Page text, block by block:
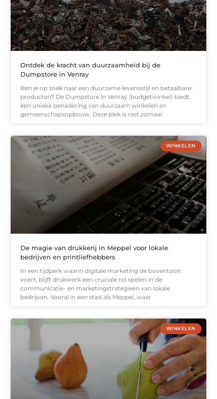
Ontdek de kracht van duurzaamheid bij de
Dumpstore in Venray
Ben je op zoek naar een duurzame levensstijl en betaalbare
producten? De Dumpstore in Venray (budgetwinkel) biedt
een unieke benadering van duurzaam winkelen en
gemeenschapsopbouw. Deze plek is niet zomaar
WINKELEN
De magie van drukkerij in Meppel voor lokale
bedrijven en printliefhebbers
In een tijdperk waarin digitale marketing de boventoon
voert, blijft drukwerk een cruciale rol spelen in de
communicatie- en marketingstrategieën van lokale
bedrijven. Vooral in een stad als Meppel, waar
WINKELEN